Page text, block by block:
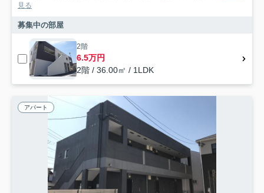
見る
募集中の部屋
2階
6.5万円
2階 / 36.00㎡ / 1LDK
アパート